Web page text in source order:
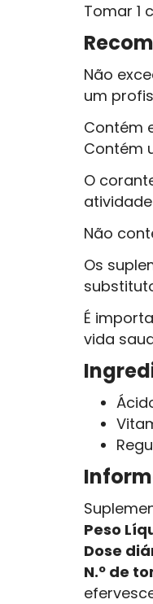
Tomar 1
Não
um
Contém
Contém
O
Não
Os
É
vida
Peso
Dose
N.º de